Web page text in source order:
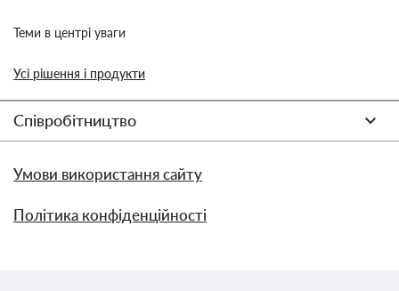
Теми в центрі уваги
Усі рішення і продукти
Співробітництво
Умови використання сайту
Політика конфіденційності